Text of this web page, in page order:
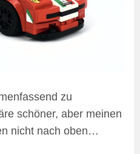
zu
schöner, aber meinen
nicht nach oben…